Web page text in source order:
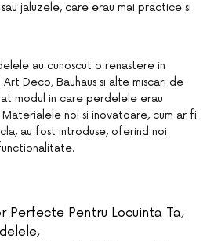
jaluzele, care erau mai practice si
au cunoscut o renastere in
Deco, Bauhaus si alte miscari de
modul in care perdelele erau
noi si inovatoare, cum ar fi
au fost introduse, oferind noi
Perfecte Pentru Locuinta Ta,
,